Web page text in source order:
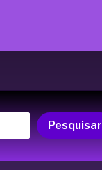
Pesquisar